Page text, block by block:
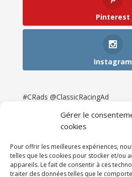
Gérer le
cookies
Pour offrir les meilleures expériences,
telles que les cookies pour stocker et/ou
appareils. Le fait de consentir à ces
traiter des données telles que le
Pinterest
Instagram
#CRads @ClassicRacingAd